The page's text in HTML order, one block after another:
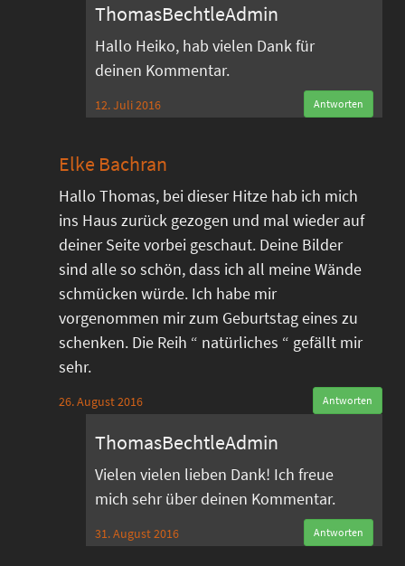
ThomasBechtleAdmin
Hallo Heiko, hab vielen Dank für
deinen Kommentar.
12. Juli 2016 Antworten
Elke Bachran
Hallo Thomas, bei dieser Hitze hab ich mich
ins Haus zurück gezogen und mal wieder auf
deiner Seite vorbei geschaut. Deine Bilder
sind alle so schön, dass ich all meine Wände
schmücken würde. Ich habe mir
vorgenommen mir zum Geburtstag eines zu
schenken. Die Reih “ natürliches “ gefällt mir
sehr.
26. August 2016 Antworten
ThomasBechtleAdmin
Vielen vielen lieben Dank! Ich freue
mich sehr über deinen Kommentar.
31. August 2016 Antworten